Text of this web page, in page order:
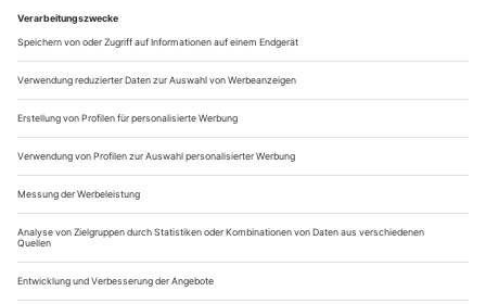
und zugleich intim, leuchtend in Blau und Gold und
dennoch aus Holz, Zeichen höfischer Eitelkeiten wie des
Bewusstseins für Vergänglichkeit – das ist das Markgräfliche
Opernhaus in Bayreuth. Es war der 1748 von Markgräfin
Wilhelmine eröffnete...
Sommernachtstraum
Fabrice Bollons Kammerversion von Janáčeks «Schlauem Füchslein»
überzeugt auf ganzer Linie
Märchen oder nicht, das ist hier wohl kaum die Frage.